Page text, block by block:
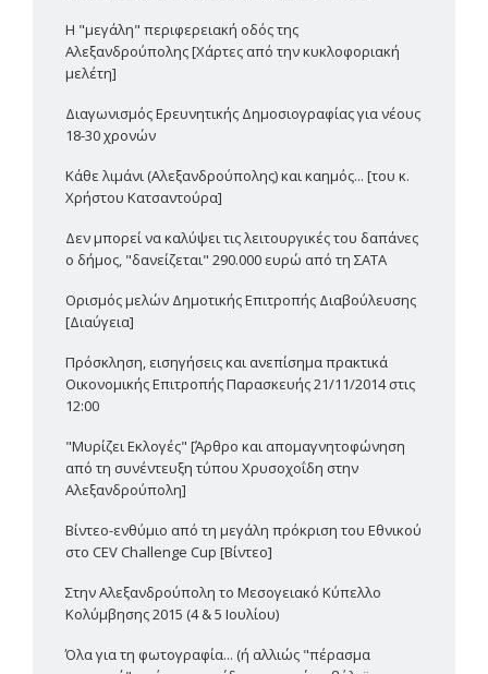
Η "μεγάλη" περιφερειακή οδός της
Αλεξανδρούπολης [Χάρτες από την κυκλοφοριακή
μελέτη]
Διαγωνισμός Ερευνητικής Δημοσιογραφίας για νέους
18-30 χρονών
Κάθε λιμάνι (Αλεξανδρούπολης) και καημός... [του κ.
Χρήστου Κατσαντούρα]
Δεν μπορεί να καλύψει τις λειτουργικές του δαπάνες
ο δήμος, "δανείζεται" 290.000 ευρώ από τη ΣΑΤΑ
Ορισμός μελών Δημοτικής Επιτροπής Διαβούλευσης
[Διαύγεια]
Πρόσκληση, εισηγήσεις και ανεπίσημα πρακτικά
Οικονομικής Επιτροπής Παρασκευής 21/11/2014 στις
12:00
"Μυρίζει Εκλογές" [Άρθρο και απομαγνητοφώνηση
από τη συνέντευξη τύπου Χρυσοχοΐδη στην
Αλεξανδρούπολη]
Βίντεο-ενθύμιο από τη μεγάλη πρόκριση του Εθνικού
στο CEV Challenge Cup [Βίντεο]
Στην Αλεξανδρούπολη το Μεσογειακό Κύπελλο
Κολύμβησης 2015 (4 & 5 Ιουλίου)
Όλα για τη φωτογραφία... (ή αλλιώς "πέρασμα